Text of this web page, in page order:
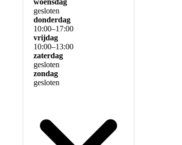
woensdag
gesloten
donderdag
10:00–17:00
vrijdag
10:00–13:00
zaterdag
gesloten
zondag
gesloten